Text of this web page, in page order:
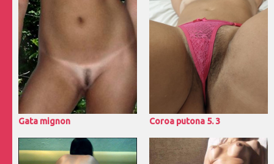
Gata mignon Coroa putona 5. 3